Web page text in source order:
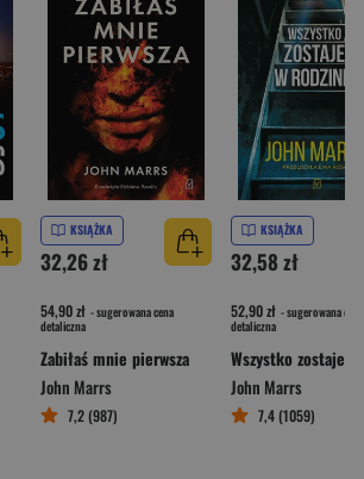
KSIĄŻKA
32,26 zł
54,90 zł - sugerowana cena
detaliczna
Zabiłaś mnie pierwsza
John Marrs
7,2 (987)
KSIĄŻKA
32,58 zł
52,90 zł - sugerowana cena
detaliczna
John Marrs
7,4 (1059)